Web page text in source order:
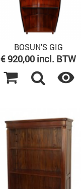
BOSUN'S GIG
Prijs
€ 920,00 incl. BTW
